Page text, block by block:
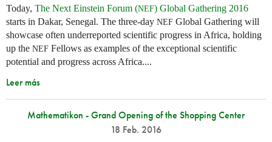
Today, The Next Einstein Forum (NEF) Global Gathering 2016
starts in Dakar, Senegal. The three-day NEF Global Gathering will
showcase often underreported scientific progress in Africa, holding
up the NEF Fellows as examples of the exceptional scientific
potential and progress across Africa....
Leer más
Mathematikon - Grand Opening of the Shopping Center
18 Feb. 2016